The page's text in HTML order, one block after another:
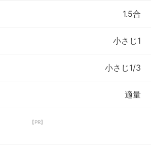
1.5合
小さじ1
小さじ1/3
適量
【PR】